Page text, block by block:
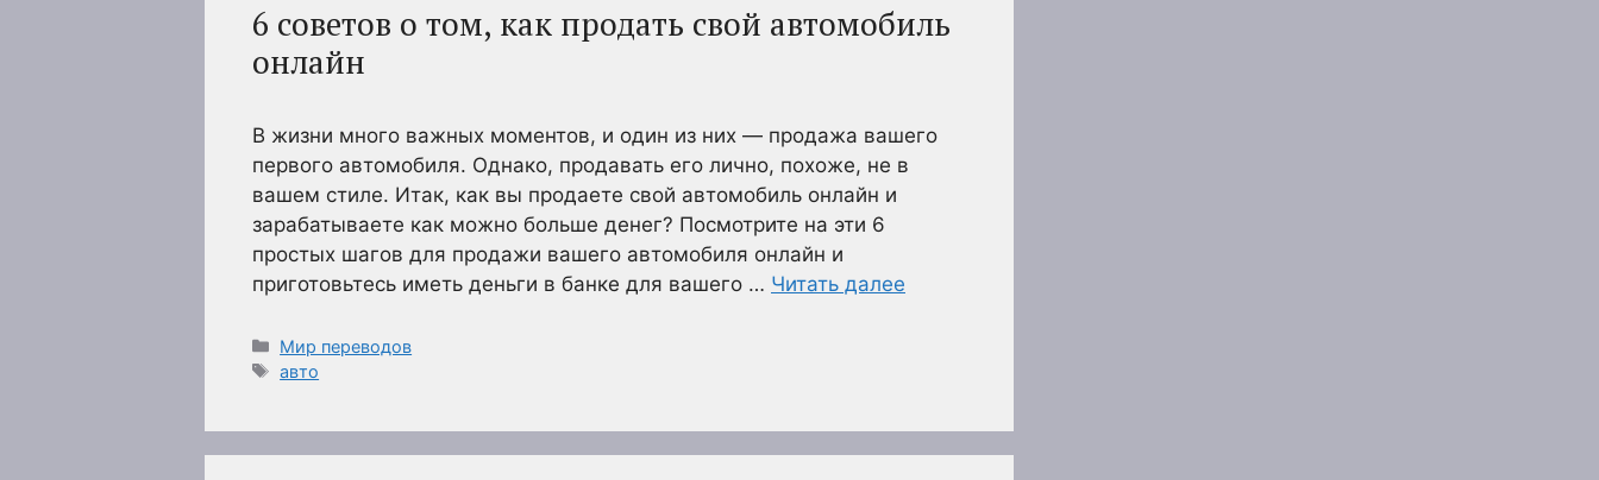
6 советов о том, как продать свой автомобиль
онлайн
В жизни много важных моментов, и один из них — продажа вашего
первого автомобиля. Однако, продавать его лично, похоже, не в
вашем стиле. Итак, как вы продаете свой автомобиль онлайн и
зарабатываете как можно больше денег? Посмотрите на эти 6
простых шагов для продажи вашего автомобиля онлайн и
приготовьтесь иметь деньги в банке для вашего … Читать далее
Рубрики
Мир переводов
Метки
авто